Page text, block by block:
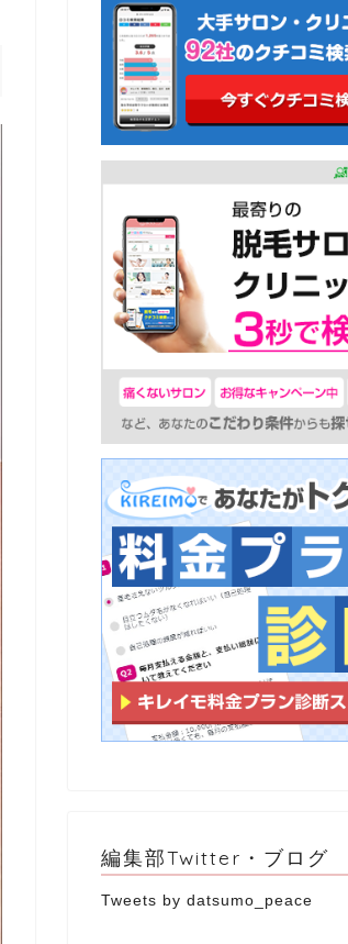
編集部Twitter・ブログ
Tweets by datsumo_peace